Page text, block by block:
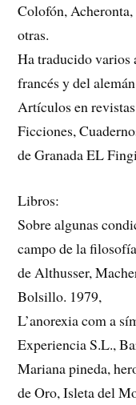
Colofón,
otras.
Ha traducido varios
francés y del
Artículos en
Ficciones,
de Granada EL
Libros:
Sobre algunas
campo de la
de Althusser,
Bolsillo. 1979,
L’anorexia com a
Experiencia S.L.,
Mariana pineda,
de Oro, Isleta del